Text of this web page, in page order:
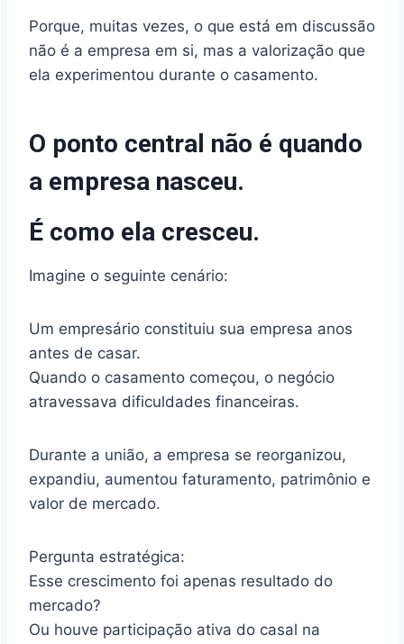
Porque, muitas vezes, o que está em discussão
não é a empresa em si, mas a valorização que
ela experimentou durante o casamento.
O ponto central não é quando
a empresa nasceu.
É como ela cresceu.
Imagine o seguinte cenário:
Um empresário constituiu sua empresa anos
antes de casar.
Quando o casamento começou, o negócio
atravessava dificuldades financeiras.
Durante a união, a empresa se reorganizou,
expandiu, aumentou faturamento, patrimônio e
valor de mercado.
Pergunta estratégica:
Esse crescimento foi apenas resultado do
mercado?
Ou houve participação ativa do casal na